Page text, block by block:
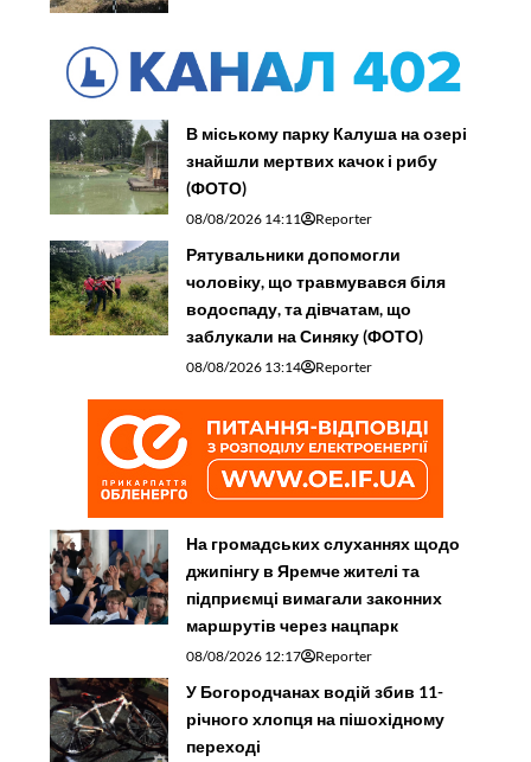
В міському парку Калуша на озері
знайшли мертвих качок і рибу
(ФОТО)
08/08/2026 14:11 Reporter
Рятувальники допомогли
чоловіку, що травмувався біля
водоспаду, та дівчатам, що
заблукали на Синяку (ФОТО)
08/08/2026 13:14 Reporter
На громадських слуханнях щодо
джипінгу в Яремче житeлі та
підприємці вимагали законних
маршрутів через нацпарк
08/08/2026 12:17 Reporter
У Богородчанах водій збив 11-
річного хлопця на пішохідному
переході